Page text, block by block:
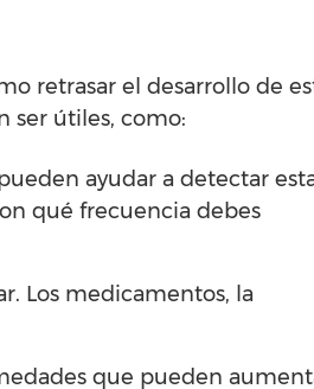
retrasar el desarrollo de
ser útiles, como:
ayudar a detectar
qué frecuencia debes
Los medicamentos, la
que pueden